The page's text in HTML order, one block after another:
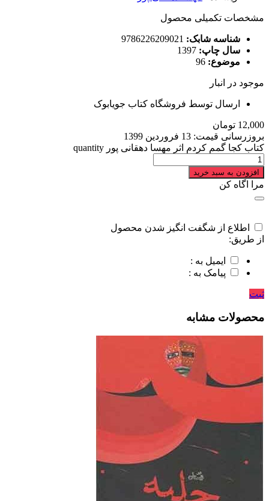
مشخصات تکمیلی محصول
شناسه شابک:
سال چاپ:
موضوع:
موجود در انبار
ارسال توسط فروشگاه کتاب جویابوک
12,000 تومان
بروزرسانی قیمت: 13 فروردین 1399
کتاب کجا گمم کردم اثر مهسا دهقانی پور quantity
افزودن به سبد خرید
مرا اگاه کن
اطلاع از شگفت انگیز شدن محصول
از طریق:
ایمیل به :
پیامک به :
ثبت
محصولات مشابه